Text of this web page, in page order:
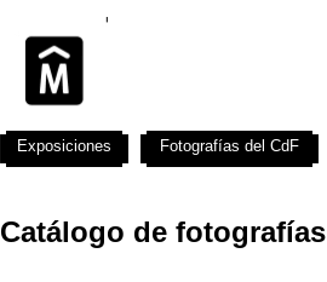
Catálogo de fotografías
Exposiciones Fotografías del CdF